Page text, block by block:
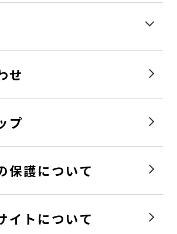
せ
プ
保護について
イトについて